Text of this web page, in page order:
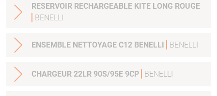
RESERVOIR RECHARGEABLE KITE LONG ROUGE
BENELLI
ENSEMBLE NETTOYAGE C12 BENELLI BENELLI
CHARGEUR 22LR 90S/95E 9CP BENELLI